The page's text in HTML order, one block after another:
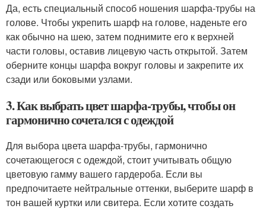
Да, есть специальный способ ношения шарфа-трубы на
голове. Чтобы укрепить шарф на голове, наденьте его
как обычно на шею, затем поднимите его к верхней
части головы, оставив лицевую часть открытой. Затем
оберните концы шарфа вокруг головы и закрепите их
сзади или боковыми узлами.
3. Как выбрать цвет шарфа-трубы, чтобы он
гармонично сочетался с одеждой
Для выбора цвета шарфа-трубы, гармонично
сочетающегося с одеждой, стоит учитывать общую
цветовую гамму вашего гардероба. Если вы
предпочитаете нейтральные оттенки, выберите шарф в
тон вашей куртки или свитера. Если хотите создать